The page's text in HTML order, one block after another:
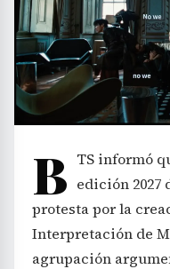
B TS informó
edición 2027
protesta por la
Interpretación de
agrupación